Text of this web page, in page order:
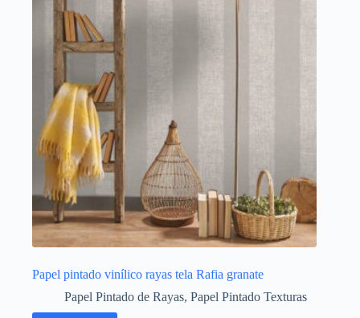
Papel pintado vinílico rayas tela Rafia granate
Papel Pintado de Rayas, Papel Pintado Texturas